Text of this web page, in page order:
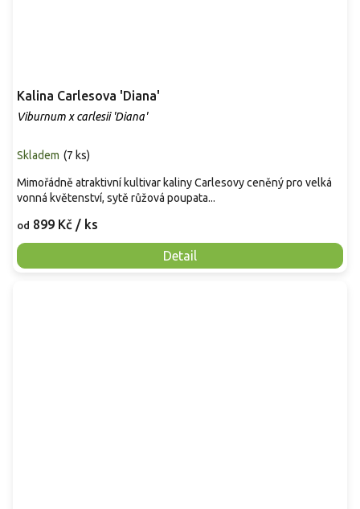
Kalina Carlesova 'Diana'
Viburnum x carlesii 'Diana'
Skladem (7 ks)
od 899 Kč / ks
Detail
Mimořádně atraktivní kultivar kaliny Carlesovy ceněný pro velká
vonná květenství, sytě růžová poupata...